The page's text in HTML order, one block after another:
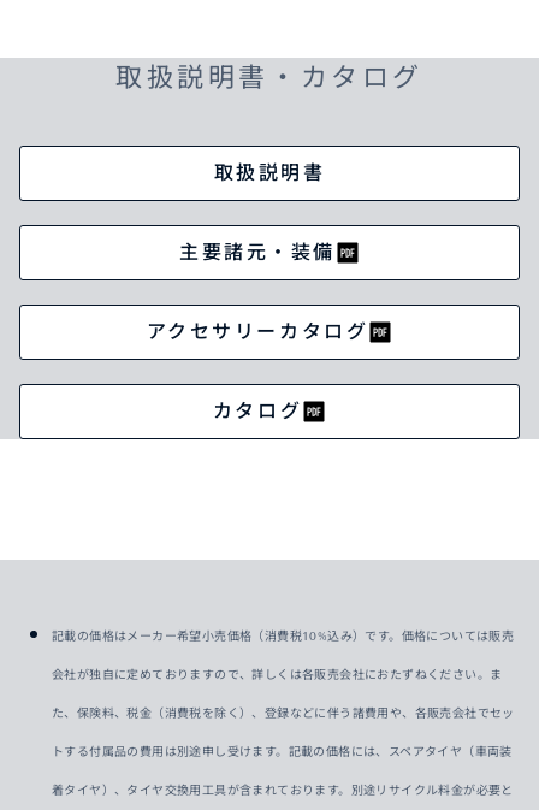
取扱説明書・カタログ
取扱説明書
主要諸元・装備
アクセサリーカタログ
カタログ
記載の価格はメーカー希望小売価格（消費税10%込み）です。価格については販売
会社が独自に定めておりますので、詳しくは各販売会社におたずねください。ま
た、保険料、税金（消費税を除く）、登録などに伴う諸費用や、各販売会社でセッ
トする付属品の費用は別途申し受けます。記載の価格には、スペアタイヤ（車両装
着タイヤ）、タイヤ交換用工具が含まれております。別途リサイクル料金が必要と